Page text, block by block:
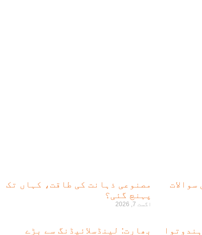
مصنوعی ذہانت کی طاقت، کہاں تک
پہنچ گئی؟
اگست 7, 2026
بھارت: لینڈسلائیڈنگ سے بڑے